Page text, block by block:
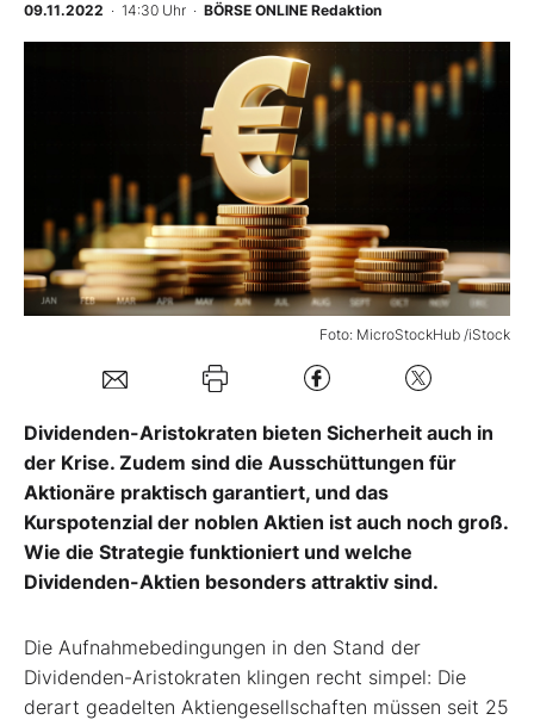
Mein Konto
Folgen Sie uns
Kontakt
09.11.2022 · 14:30 Uhr · BÖRSE ONLINE Redaktion
Foto: MicroStockHub /iStock
Dividenden-Aristokraten bieten Sicherheit auch in
der Krise. Zudem sind die Ausschüttungen für
Aktionäre praktisch garantiert, und das
Kurspotenzial der noblen Aktien ist auch noch groß.
Wie die Strategie funktioniert und welche
Dividenden-Aktien besonders attraktiv sind.
Die Aufnahmebedingungen in den Stand der
Dividenden-Aristokraten klingen recht simpel: Die
derart geadelten Aktiengesellschaften müssen seit 25